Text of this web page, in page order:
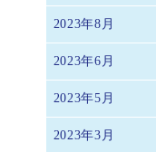
2023年8月
2023年6月
2023年5月
2023年3月